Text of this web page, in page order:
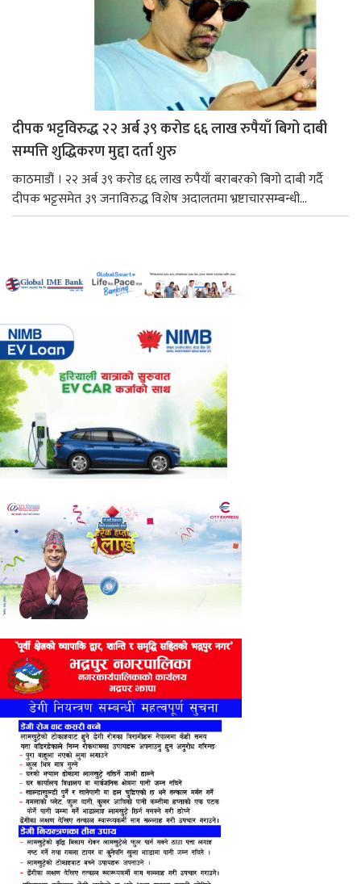
दीपक भट्टविरुद्ध २२ अर्ब ३९ करोड ६६ लाख रुपैयाँ बिगो दाबी
सम्पत्ति शुद्धिकरण मुद्दा दर्ता शुरु
काठमाडौं । २२ अर्ब ३९ करोड ६६ लाख रुपैयाँ बराबरको बिगो दाबी गर्दै
दीपक भट्टसमेत ३९ जनाविरुद्ध विशेष अदालतमा भ्रष्टाचारसम्बन्धी...